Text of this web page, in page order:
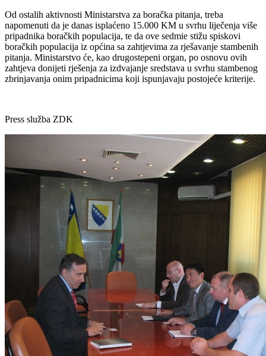
Od ostalih aktivnosti Ministarstva za boračka pitanja, treba
napomenuti da je danas isplaćeno 15.000 KM u svrhu liječenja više
pripadnika boračkih populacija, te da ove sedmie stižu spiskovi
boračkih populacija iz općina sa zahtjevima za rješavanje stambenih
pitanja. Ministarstvo će, kao drugostepeni organ, po osnovu ovih
zahtjeva donijeti rješenja za izdvajanje sredstava u svrhu stambenog
zbrinjavanja onim pripadnicima koji ispunjavaju postojeće kriterije.
Press služba ZDK